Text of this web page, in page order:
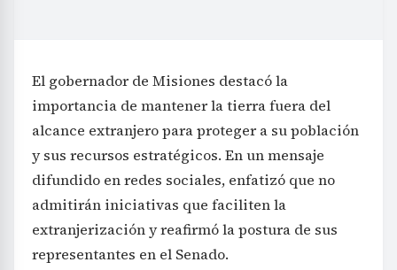
El gobernador de Misiones destacó la
importancia de mantener la tierra fuera del
alcance extranjero para proteger a su población
y sus recursos estratégicos. En un mensaje
difundido en redes sociales, enfatizó que no
admitirán iniciativas que faciliten la
extranjerización y reafirmó la postura de sus
representantes en el Senado.